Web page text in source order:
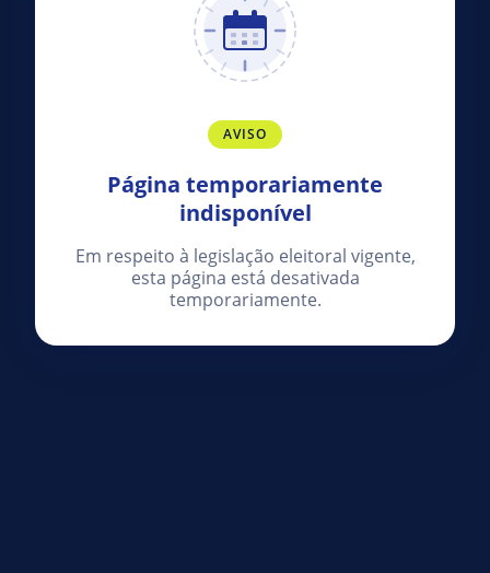
AVISO
Página temporariamente
indisponível
Em respeito à legislação eleitoral vigente,
esta página está desativada
temporariamente.